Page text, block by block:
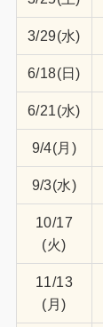
3/29(水)
6/18(日)
6/21(水)
9/4(月)
9/3(水)
10/17
(火)
11/13
(月)